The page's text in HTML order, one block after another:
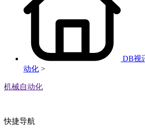
DB视
动化 >
机械自动化
快捷导航